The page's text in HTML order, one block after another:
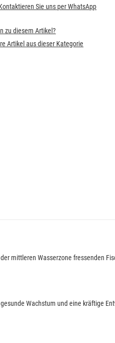
Sie uns per WhatsApp
zu diesem Artikel?
Artikel aus dieser Kategorie
mittleren Wasserzone fressenden
Wachstum und eine kräftige